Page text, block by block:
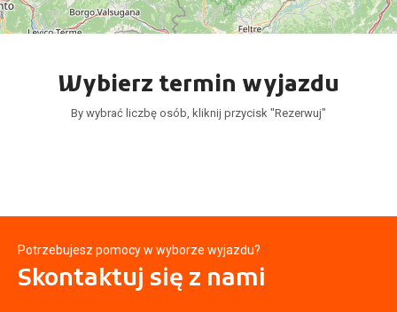
Wybierz termin wyjazdu
By wybrać liczbę osób, kliknij przycisk "Rezerwuj"
Potrzebujesz pomocy w wyborze wyjazdu?
Skontaktuj się z nami